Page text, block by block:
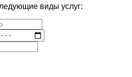
виды услуг: